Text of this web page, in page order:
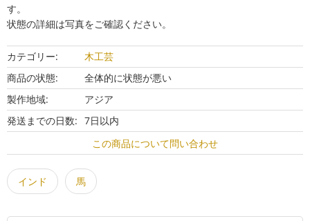
す。
状態の詳細は写真をご確認ください。
カテゴリー:
木工芸
商品の状態:
全体的に状態が悪い
製作地域:
アジア
発送までの日数: 7日以内
この商品について問い合わせ
インド 馬